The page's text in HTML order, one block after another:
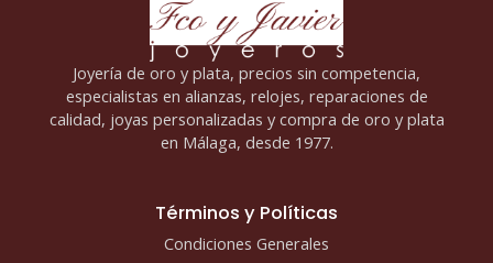
Joyería de oro y plata, precios sin competencia,
especialistas en alianzas, relojes, reparaciones de
calidad, joyas personalizadas y compra de oro y plata
en Málaga, desde 1977.
Términos y Políticas
Condiciones Generales